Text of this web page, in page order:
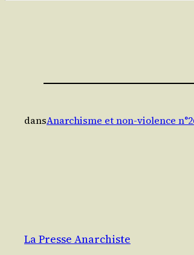
dansAnarchisme et non-violence
La Presse Anarchiste